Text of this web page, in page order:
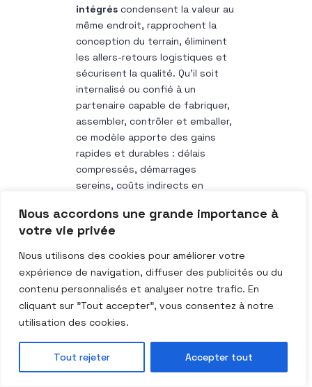
Nous accordons une grande importance à
votre vie privée
Nous utilisons des cookies pour améliorer votre
expérience de navigation, diffuser des publicités ou du
contenu personnalisés et analyser notre trafic. En
cliquant sur "Tout accepter", vous consentez à notre
utilisation des cookies.
Tout rejeter Accepter tout
intégrés condensent la valeur au
même endroit, rapprochent la
conception du terrain, éliminent
les allers-retours logistiques et
sécurisent la qualité. Qu’il soit
internalisé ou confié à un
partenaire capable de fabriquer,
assembler, contrôler et emballer,
ce modèle apporte des gains
rapides et durables : délais
compressés, démarrages
sereins, coûts indirects en
rendez-vous. La prochaine
étape ? Sélectionner une
un poste de montage
standardisé et un kit logistique,
puis étendre la démarche au
reste de votre gamme. À la clé,
des livraisons
une chaîne plusperformante, du
premier pli jusqu’au dernier